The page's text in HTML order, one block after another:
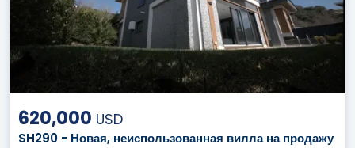
620,000 USD
SH290 - Новая, неиспользованная вилла на продажу